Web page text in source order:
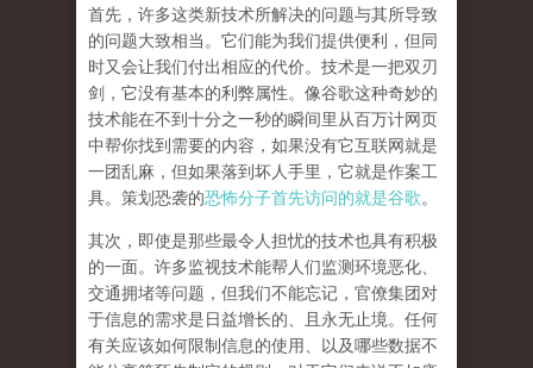
首先， 许多这类新技术所解决的问题与其所导致
的问题大致相当 。它们能为我们提供便利，但同
时又会让我们付出相应的代价。技术是一把双刃
剑，它没有基本的利弊属性。像谷歌这种奇妙的
技术能在不到十分之一秒的瞬间里从百万计网页
中帮你找到需要的内容，如果没有它互联网就是
一团乱麻，但如果落到坏人手里，它就是作案工
具。策划恐袭的恐怖分子首先访问的就是谷歌。
其次，即使是那些最令人担忧的技术也具有积极
的一面。许多监视技术能帮人们监测环境恶化、
交通拥堵等问题，但我们不能忘记， 官僚集团对
于信息的需求是日益增长的、且永无止境。任何
有关应该如何限制信息的使用、以及哪些数据不